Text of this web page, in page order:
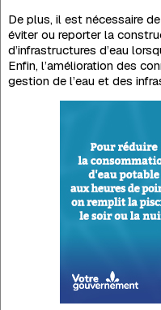
De plus, il est nécessaire
éviter ou reporter la
d’infrastructures d’eau
Enfin, l’amélioration des
gestion de l’eau et des